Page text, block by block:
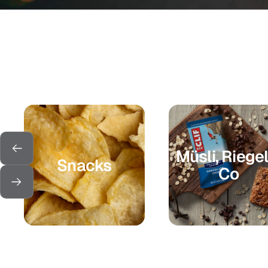
Snacks
Müsli,
Co
Zurück
Weiter